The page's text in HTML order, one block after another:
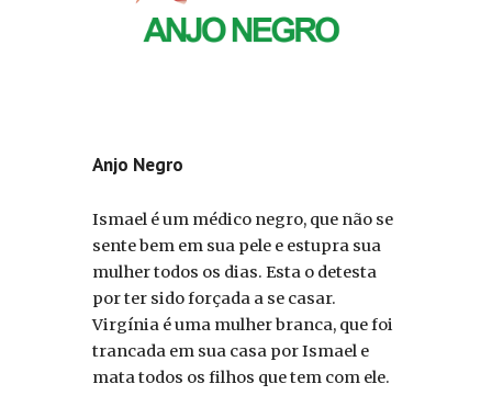
Anjo Negro
Ismael é um médico negro, que não se
sente bem em sua pele e estupra sua
mulher todos os dias. Esta o detesta
por ter sido forçada a se casar.
Virgínia é uma mulher branca, que foi
trancada em sua casa por Ismael e
mata todos os filhos que tem com ele.